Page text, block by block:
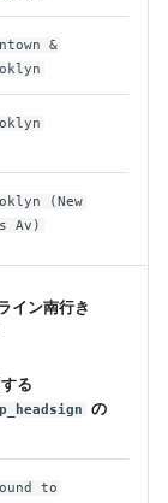
&
(New
Av)
イン南行き
る
の
to